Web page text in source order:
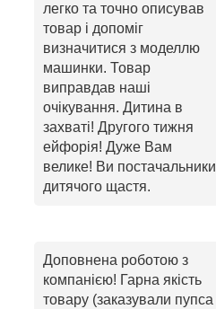
легко та точно описував
товар і допоміг
визначитися з моделлю
машинки. Товар
виправдав наші
очікування. Дитина в
захваті! Другого тижня
ейфорія! Дуже Вам
велике! Ви постачальники
дитячого щастя.
Доповнена роботою з
компанією! Гарна якість
товару (заказували пупса